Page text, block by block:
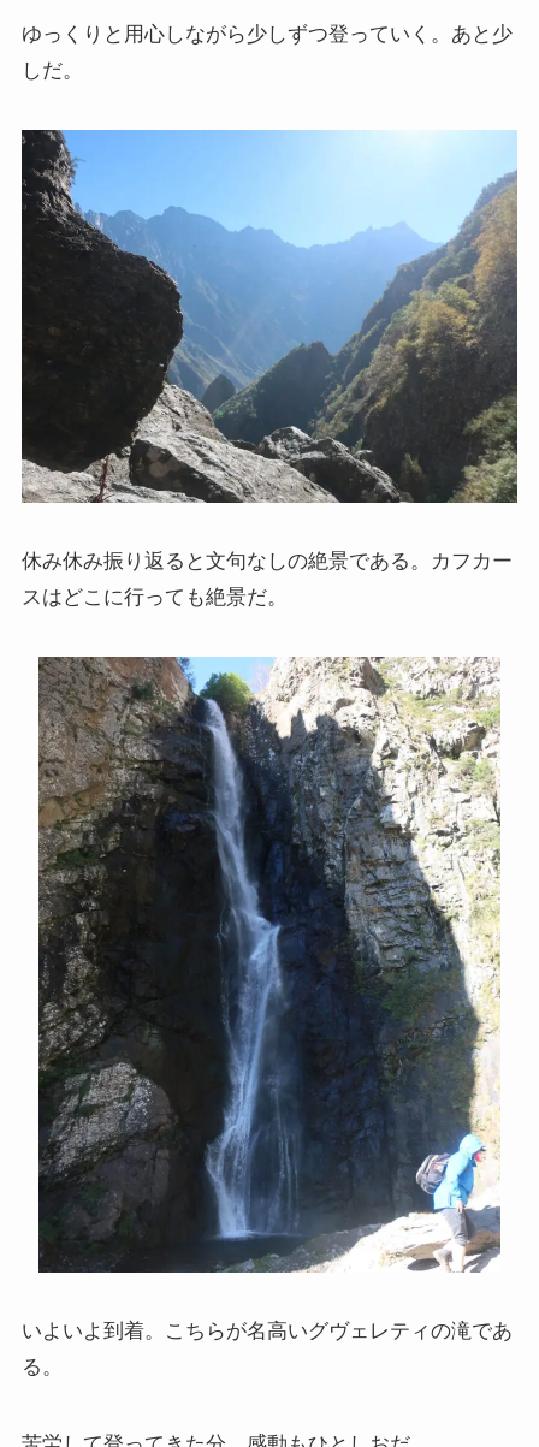
ゆっくりと用心しながら少しずつ登っていく。あと少
しだ。
休み休み振り返ると文句なしの絶景である。カフカー
スはどこに行っても絶景だ。
いよいよ到着。こちらが名高いグヴェレティの滝であ
る。